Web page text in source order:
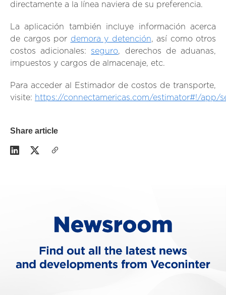
directamente a la línea naviera de su preferencia.
La aplicación también incluye información acerca
de cargos por demora y detención, así como otros
costos adicionales: seguro, derechos de aduanas,
impuestos y cargos de almacenaje, etc.
Para acceder al Estimador de costos de transporte,
visite: https://connectamericas.com/estimator#!/app/
Share article